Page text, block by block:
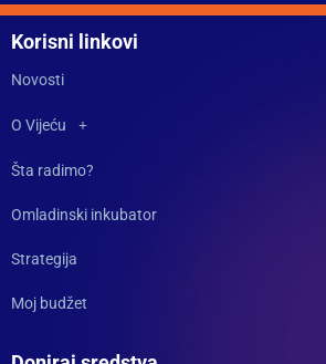
Korisni linkovi
Novosti
O Vijeću
Šta radimo?
Omladinski inkubator
Strategija
Moj budžet